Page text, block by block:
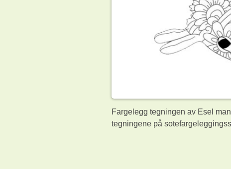
Fargelegg tegningen av Esel
tegningene på